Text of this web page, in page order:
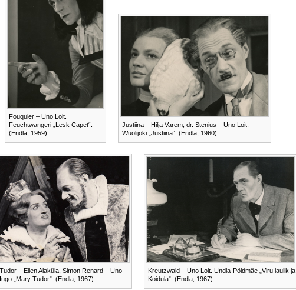
Fouquier – Uno Loit.
Feuchtwangeri „Lesk Capet“.
(Endla, 1959)
Justiina – Hilja Varem, dr. Stenius – Uno Loit.
Wuolijoki „Justiina“. (Endla, 1960)
– Ellen Alaküla, Simon Renard – Uno
„Mary Tudor”. (Endla, 1967)
Kreutzwald – Uno Loit. Undla-Põldmäe „Viru laulik ja
Koidula”. (Endla, 1967)